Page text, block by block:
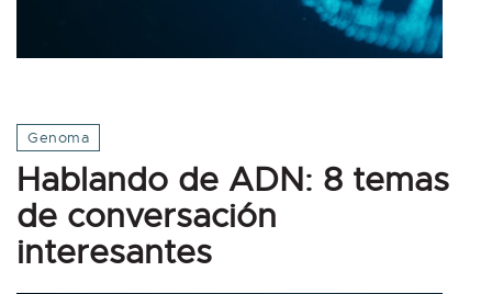
Genoma
Hablando de ADN: 8 temas
de conversación
interesantes